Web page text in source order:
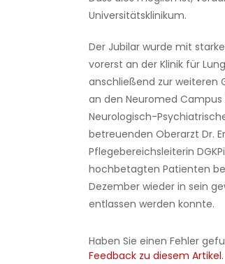
Universitätsklinikum.
Der Jubilar wurde mit
vorerst an der Klinik für
anschließend zur weiteren
an den Neuromed
Neurologisch-
betreuenden Oberarzt Dr.
Pflegebereichsleiterin
hochbetagten Patienten
Dezember wieder in sein
entlassen werden konnte.
Haben Sie einen Fehler
Feedback zu diesem Artikel.